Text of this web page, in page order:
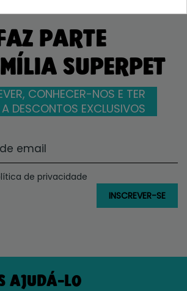
PARTE
SUPERPET
CONHECER-NOS E TER
DESCONTOS EXCLUSIVOS
de privacidade
AJUDÁ-LO